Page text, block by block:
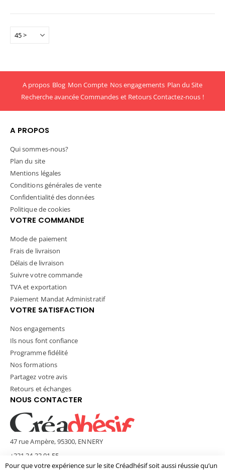
A propos Blog Mon Compte Nos engagements Plan du Site
Recherche avancéeCommandes et RetoursContactez-nous !
A PROPOS
Qui sommes-nous?
Plan du site
Mentions légales
Conditions générales de vente
Confidentialité des données
Politique de cookies
VOTRE COMMANDE
Mode de paiement
Frais de livraison
Délais de livraison
Suivre votre commande
TVA et exportation
Paiement Mandat Administratif
VOTRE SATISFACTION
Nos engagements
Ils nous font confiance
Programme fidélité
Nos formations
Partagez votre avis
Retours et échanges
NOUS CONTACTER
47 rue Ampère, 95300, ENNERY
+331 34 33 01 55
contact@creadhesif.com
Pour que votre expérience sur le site Créadhésif soit aussi réussie qu’un